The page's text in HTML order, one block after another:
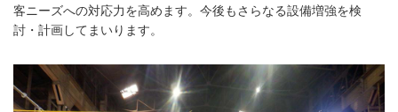
客ニーズへの対応力を高めます。今後もさらなる設備増強を検
討・計画してまいります。